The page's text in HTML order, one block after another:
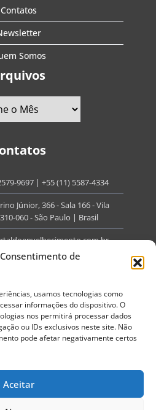
de
usamos tecnologias como
informações do dispositivo. O
nos permitirá processar dados
ou IDs exclusivos neste site. Não
pode afetar negativamente certos
Aceitar
Contatos
Somos
9697 | +55 (11) 5587-4334
Júnior, 366 - Sala 166 - Vila
060 - São Paulo | Brasil
reservados.